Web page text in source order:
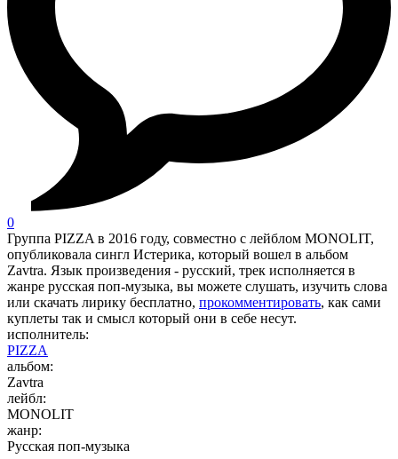
0
Группа PIZZA в 2016 году, совместно с лейблом MONOLIT,
опубликовала сингл Истерика, который вошел в альбом
Zavtra. Язык произведения - русский, трек исполняется в
жанре русская поп-музыка, вы можете слушать, изучить слова
или скачать лирику бесплатно, прокомментировать, как сами
куплеты так и смысл который они в себе несут.
исполнитель:
PIZZA
альбом:
Zavtra
лейбл:
MONOLIT
жанр:
Русская поп-музыка